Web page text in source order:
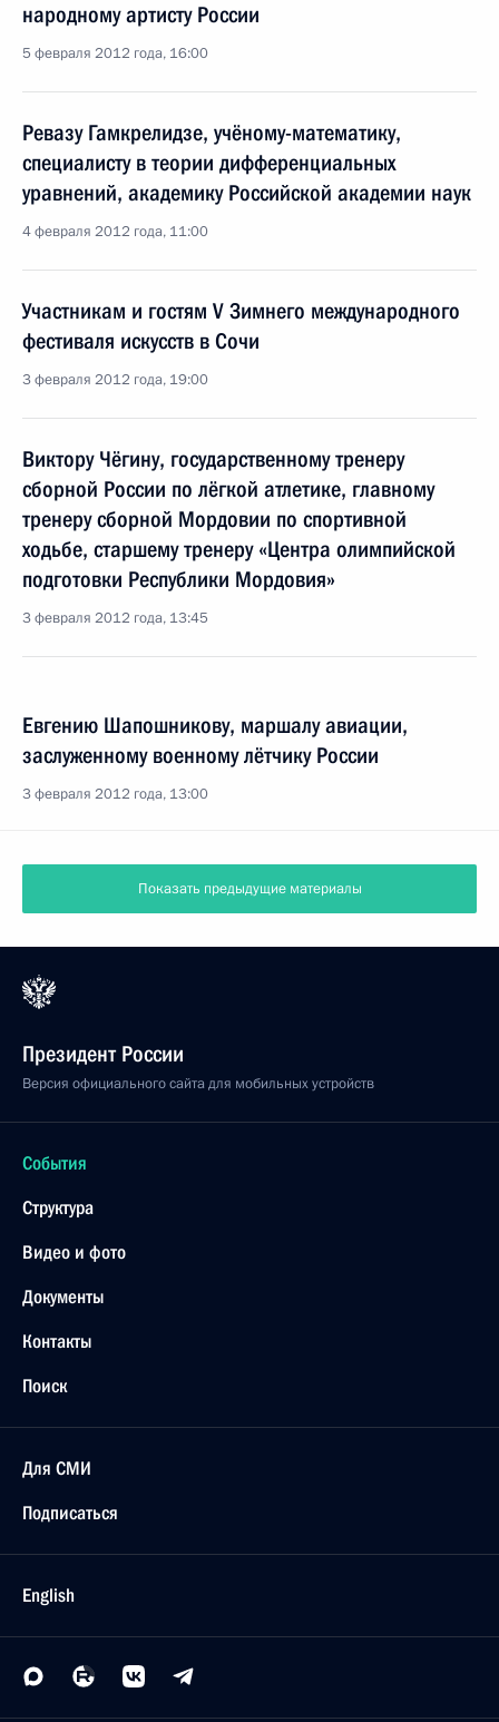
народному артисту России
5 февраля 2012 года, 16:00
Ревазу Гамкрелидзе, учёному-математику,
специалисту в теории дифференциальных
уравнений, академику Российской академии наук
4 февраля 2012 года, 11:00
Участникам и гостям V Зимнего международного
фестиваля искусств в Сочи
3 февраля 2012 года, 19:00
Виктору Чёгину, государственному тренеру
сборной России по лёгкой атлетике, главному
тренеру сборной Мордовии по спортивной
ходьбе, старшему тренеру «Центра олимпийской
подготовки Республики Мордовия»
3 февраля 2012 года, 13:45
Евгению Шапошникову, маршалу авиации,
заслуженному военному лётчику России
3 февраля 2012 года, 13:00
Показать предыдущие материалы
Президент России
Версия официального сайта для мобильных устройств
События
Структура
Видео и фото
Документы
Контакты
Поиск
Для СМИ
Подписаться
English